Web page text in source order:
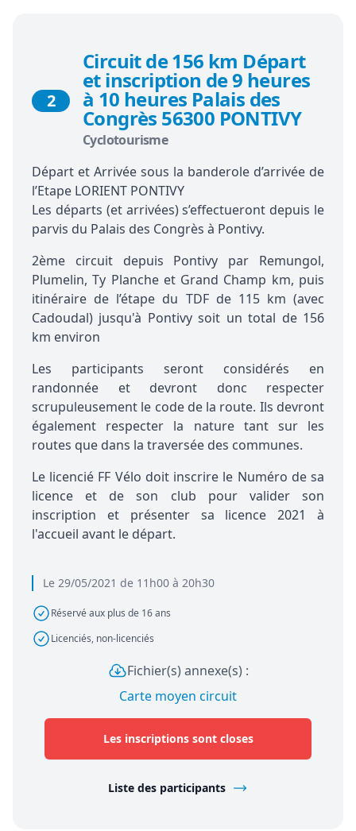
Le 29/05/2021 de 11h00 à 20h30
Réservé aux plus de 16 ans
Licenciés, non-licenciés
2
Circuit de 156 km Départ
et inscription de 9 heures
à 10 heures Palais des
Congrès 56300 PONTIVY
Cyclotourisme
Départ et Arrivée sous la banderole d’arrivée de
l’Etape LORIENT PONTIVY
Les départs (et arrivées) s’effectueront depuis le
parvis du Palais des Congrès à Pontivy.
2ème circuit depuis Pontivy par Remungol,
Plumelin, Ty Planche et Grand Champ km, puis
itinéraire de l’étape du TDF de 115 km (avec
Cadoudal) jusqu'à Pontivy soit un total de 156
km environ
Les participants seront considérés en
randonnée et devront donc respecter
scrupuleusement le code de la route. Ils devront
également respecter la nature tant sur les
routes que dans la traversée des communes.
Le licencié FF Vélo doit inscrire le Numéro de sa
licence et de son club pour valider son
inscription et présenter sa licence 2021 à
l'accueil avant le départ.
Fichier(s) annexe(s) :
Carte moyen circuit
Les inscriptions sont closes
Liste des participants